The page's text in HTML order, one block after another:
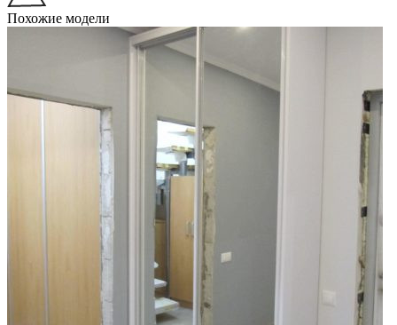
Похожие модели